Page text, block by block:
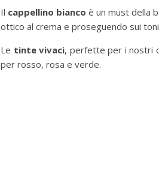
Il cappellino bianco è un must della
ottico al crema e proseguendo sui
Le tinte vivaci, perfette per i nostri
per rosso, rosa e verde.